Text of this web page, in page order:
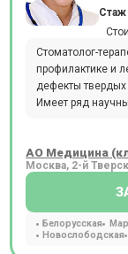
Стаж
Стоматолог-
профилактике и
дефекты твердых
Имеет ряд
АО Медицина
Москва, 2-й
Белорусская
Новослободская